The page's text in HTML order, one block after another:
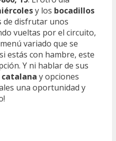
y los bocadillos
de disfrutar unos
vueltas por el circuito,
variado que se
estás con hambre, este
Y ni hablar de sus
catalana y opciones
una oportunidad y